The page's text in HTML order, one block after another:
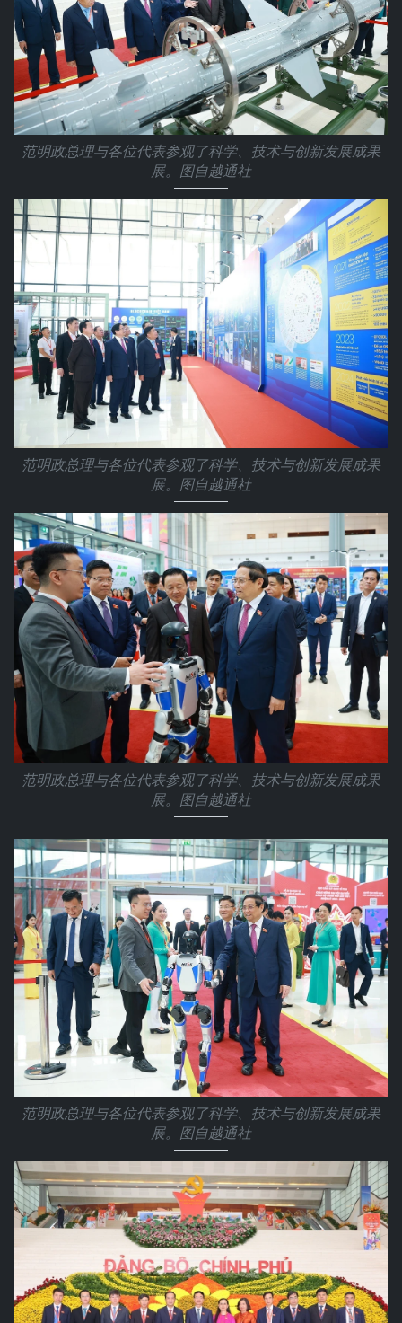
范明政总理与各位代表参观了科学、技术与创新发展成果
展。图自越通社
范明政总理与各位代表参观了科学、技术与创新发展成果
展。图自越通社
范明政总理与各位代表参观了科学、技术与创新发展成果
展。图自越通社
范明政总理与各位代表参观了科学、技术与创新发展成果
展。图自越通社